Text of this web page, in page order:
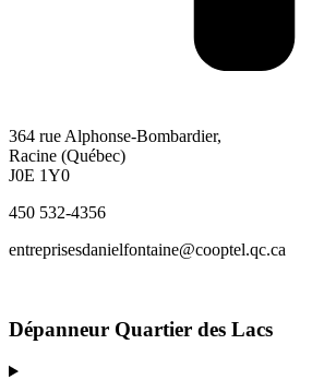
364 rue Alphonse-Bombardier,
Racine (Québec)
J0E 1Y0
450 532-4356
entreprisesdanielfontaine@cooptel.qc.ca
Dépanneur Quartier des Lacs